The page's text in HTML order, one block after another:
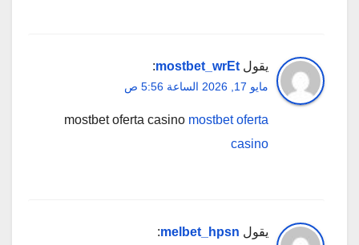
يقول mostbet_wrEt
:
مايو 17, 2026 الساعة 5:56 ص
mostbet oferta casino mostbet oferta
casino
يقول melbet_hpsn
: